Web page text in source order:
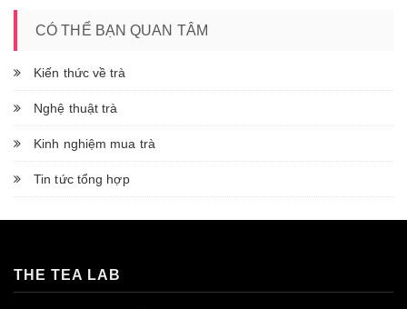
CÓ THỂ BẠN QUAN TÂM
Kiến thức về trà
Nghệ thuật trà
Kinh nghiệm mua trà
Tin tức tổng hợp
THE TEA LAB